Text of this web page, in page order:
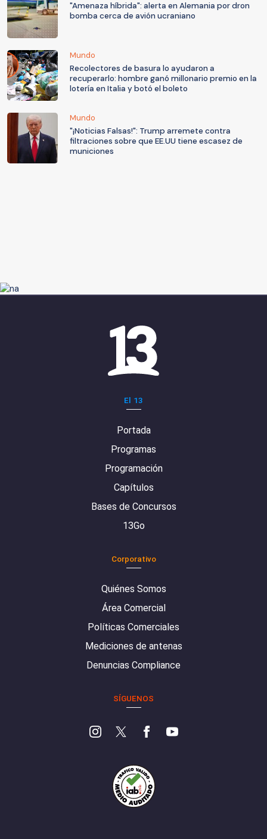
"Amenaza híbrida": alerta en Alemania por dron
bomba cerca de avión ucraniano
Mundo
Recolectores de basura lo ayudaron a
recuperarlo: hombre ganó millonario premio en la
lotería en Italia y botó el boleto
Mundo
"¡Noticias Falsas!": Trump arremete contra
filtraciones sobre que EE.UU tiene escasez de
municiones
El 13
Portada
Programas
Programación
Capítulos
Bases de Concursos
13Go
Corporativo
Quiénes Somos
Área Comercial
Políticas Comerciales
Mediciones de antenas
Denuncias Compliance
SÍGUENOS